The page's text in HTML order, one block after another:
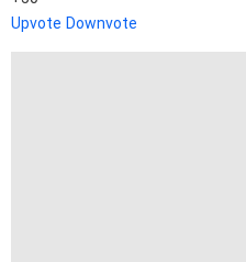
Upvote Downvote